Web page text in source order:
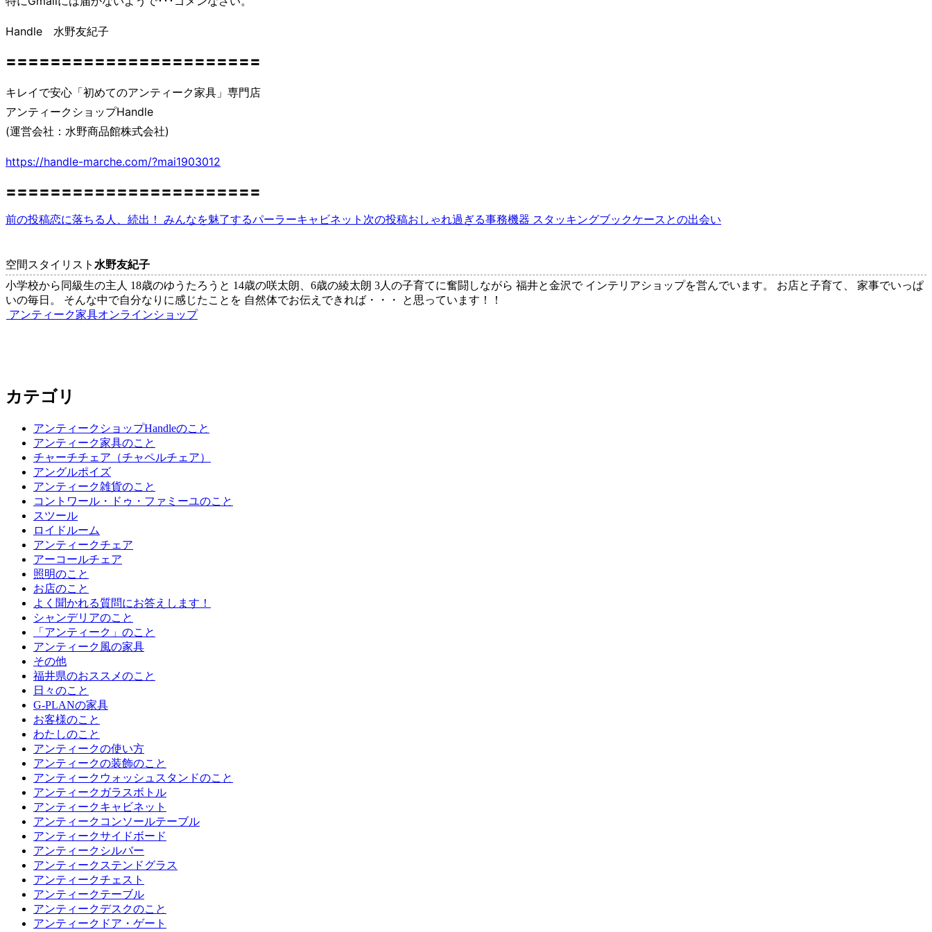
Handle 水野友紀子
〓〓〓〓〓〓〓〓〓〓〓〓〓〓〓〓〓〓〓〓〓〓〓
キレイで安心「初めてのアンティーク家具」専門店
アンティークショップHandle
(運営会社：水野商品館株式会社)
https://handle-marche.com/?mai1903012
〓〓〓〓〓〓〓〓〓〓〓〓〓〓〓〓〓〓〓〓〓〓〓
投
ナ
ビ
ゲ
ン
前の投稿恋に落ちる人、続出！ みんなを魅了するパーラーキャビネット 次の投稿おしゃれ過ぎる事務機器 スタッキングブックケースとの出会い
空間スタイリスト 水野友紀子
小学校から同級生の主人 18歳のゆうたろうと 14歳の咲太朗、6歳の綾太朗 3人の子育てに奮闘しながら 福井と金沢で インテリアショップを営んでいます。 お店と子育て、 家事でいっぱ
いの毎日。 そんな中で自分なりに感じたことを 自然体でお伝えできれば・・・ と思っています！！
アンティーク家具オンラインショップ
カテゴリ
アンティークショップHandleのこと
アンティーク家具のこと
チャーチチェア（チャペルチェア）
アングルポイズ
アンティーク雑貨のこと
コントワール・ドゥ・ファミーユのこと
スツール
ロイドルーム
アンティークチェア
アーコールチェア
照明のこと
お店のこと
よく聞かれる質問にお答えします！
シャンデリアのこと
「アンティーク」のこと
アンティーク風の家具
その他
福井県のおススメのこと
日々のこと
G-PLANの家具
お客様のこと
わたしのこと
アンティークの使い方
アンティークの装飾のこと
アンティークウォッシュスタンドのこと
アンティークガラスボトル
アンティークキャビネット
アンティークコンソールテーブル
アンティークサイドボード
アンティークシルバー
アンティークステンドグラス
アンティークチェスト
アンティークテーブル
アンティークデスクのこと
アンティークドア・ゲート